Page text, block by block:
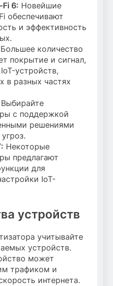
6: Новейшие
обеспечивают
и эффективность
Большее количество
покрытие и сигнал,
устройств,
в разных частях
Выбирайте
с поддержкой
решениями
Некоторые
предлагают
для
IoT-
устройств
учитывайте
устройств.
может
трафиком и
интернета.